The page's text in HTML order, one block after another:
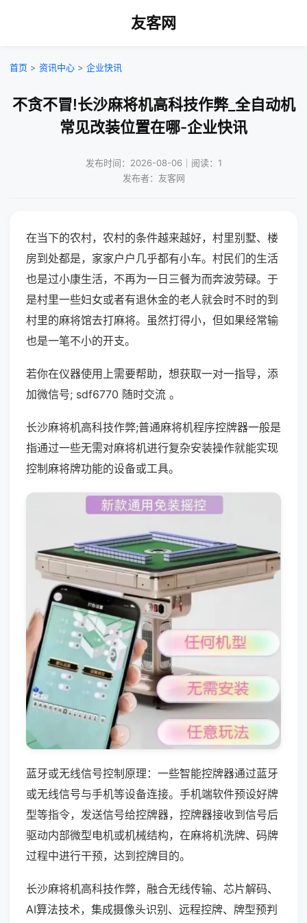
友客网
首页 > 资讯中心 > 企业快讯
不贪不冒!长沙麻将机高科技作弊_全自动机
常见改装位置在哪-企业快讯
发布时间：2026-08-06｜阅读：1
发布者：友客网
在当下的农村，农村的条件越来越好，村里别墅、楼
房到处都是，家家户户几乎都有小车。村民们的生活
也是过小康生活，不再为一日三餐为而奔波劳碌。于
是村里一些妇女或者有退休金的老人就会时不时的到
村里的麻将馆去打麻将。虽然打得小，但如果经常输
也是一笔不小的开支。
若你在仪器使用上需要帮助，想获取一对一指导，添
加微信号; sdf6770 随时交流 。
长沙麻将机高科技作弊;普通麻将机程序控牌器一般是
指通过一些无需对麻将机进行复杂安装操作就能实现
控制麻将牌功能的设备或工具。
蓝牙或无线信号控制原理：一些智能控牌器通过蓝牙
或无线信号与手机等设备连接。手机端软件预设好牌
型等指令，发送信号给控牌器，控牌器接收到信号后
驱动内部微型电机或机械结构，在麻将机洗牌、码牌
过程中进行干预，达到控牌目的。
长沙麻将机高科技作弊，融合无线传输、芯片解码、
AI算法技术，集成摄像头识别、远程控牌、牌型预判